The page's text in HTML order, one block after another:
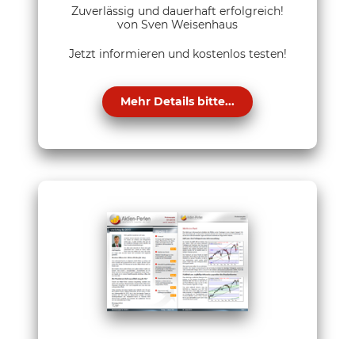
Zuverlässig und dauerhaft erfolgreich!
von Sven Weisenhaus
Jetzt informieren und kostenlos testen!
Mehr Details bitte...